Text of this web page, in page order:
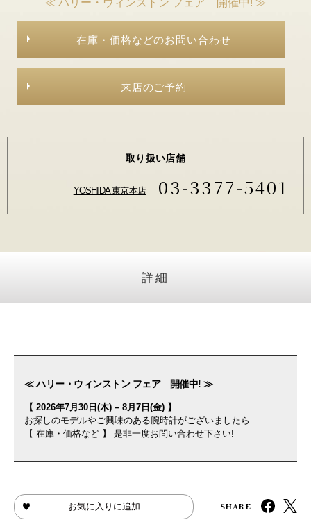
在庫・価格などのお問い合わせ
来店のご予約
取り扱い店舗
YOSHIDA 東京本店 03-3377-5401
詳細
≪ ハリー・ウィンストン フェア 開催中! ≫
【 2026年7月30日(木) – 8月7日(金) 】
お探しのモデルやご興味のある腕時計がございましたら
【 在庫・価格など 】 是非一度お問い合わせ下さい!
お気に入りに追加 SHARE